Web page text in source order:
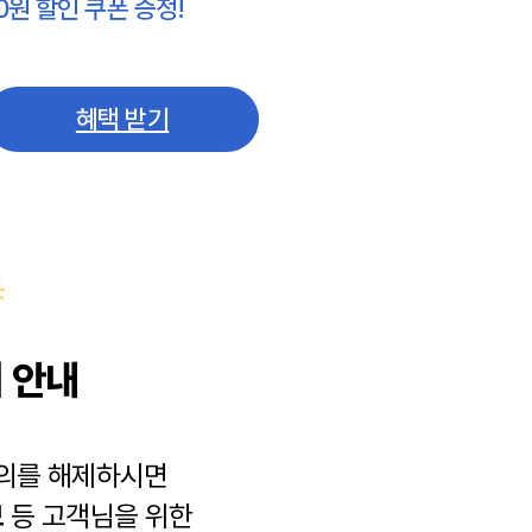
할인 쿠폰 증정!
혜택 받기
내
를 해제하시면
등 고객님을 위한